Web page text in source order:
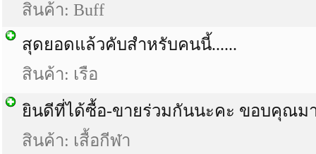
สินค้า: Buff
สุดยอดแล้วคับสำหรับคนนี้......
สินค้า: เรือ
ยินดีที่ได้ซื้อ-ขายร่วมกันนะคะ ขอบคุณม
สินค้า: เสื้อกีฬา